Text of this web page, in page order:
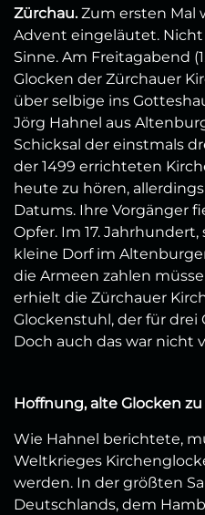
Zürchau.Zum ersten Mal
Advent eingeläutet.
Sinne. Am Freitagabend
Glocken der Zürchauer
über selbige ins
Jörg Hahnel aus
Schicksal der einstmals
der 1499 errichteten
heute zu hören,
Datums. Ihre Vorgänger
Opfer. Im 17.
kleine Dorf im
die Armeen zahlen
erhielt die Zürchauer
Glockenstuhl, der für drei
Doch auch das war nicht
Hoffnung, alte Glocken
Wie Hahnel berichtete,
Weltkrieges
werden. In der größten
Deutschlands, dem